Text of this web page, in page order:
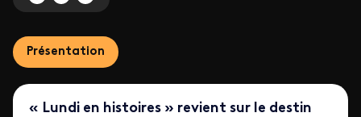
Présentation
« Lundi en histoires » revient sur le destin